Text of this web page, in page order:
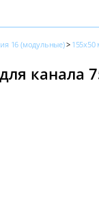
16 (модульные) 155x50